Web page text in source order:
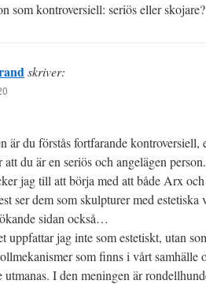
som kontroversiell: seriös eller skojare?
skriver:
är du förstås fortfarande kontroversiell,
du är en seriös och angelägen person.
jag till att börja med att både Arx
ser dem som skulpturer med estetiska
sidan också…
uppfattar jag inte som estetiskt, utan
som finns i vårt samhälle
I den meningen är